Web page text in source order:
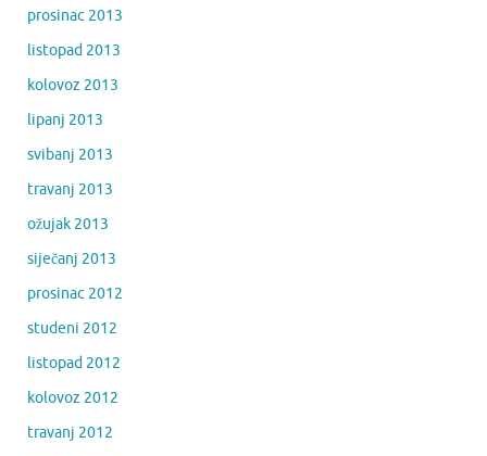
prosinac 2013
listopad 2013
kolovoz 2013
lipanj 2013
svibanj 2013
travanj 2013
ožujak 2013
siječanj 2013
prosinac 2012
studeni 2012
listopad 2012
kolovoz 2012
travanj 2012